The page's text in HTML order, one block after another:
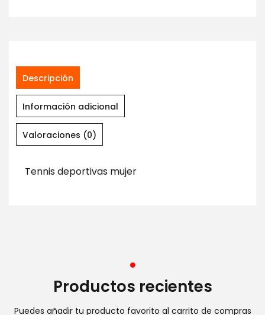
Descripción
Información adicional
Valoraciones (0)
Tennis deportivas mujer
Productos recientes
Puedes añadir tu producto favorito al carrito de compras